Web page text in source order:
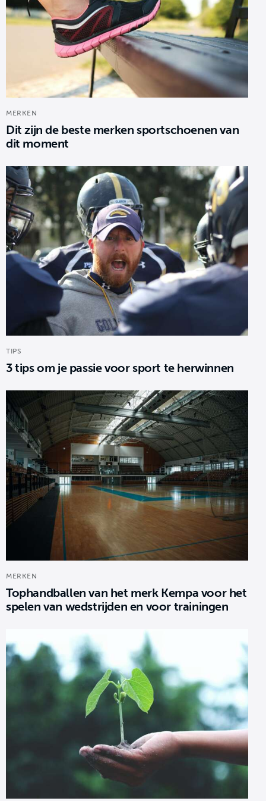
MERKEN
Dit zijn de beste merken sportschoenen van
dit moment
TIPS
3 tips om je passie voor sport te herwinnen
MERKEN
Tophandballen van het merk Kempa voor het
spelen van wedstrijden en voor trainingen